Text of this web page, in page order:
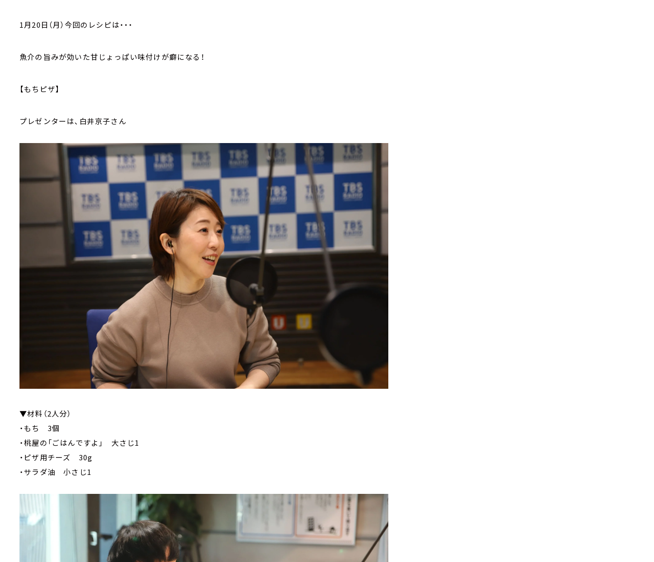
1月20日（月）今回のレシピは・・・
魚介の旨みが効いた甘じょっぱい味付けが癖になる！
【もちピザ】
プレゼンターは、白井京子さん
▼材料（2人分）
・もち 3個
・桃屋の「ごはんですよ」 大さじ1
・ピザ用チーズ 30g
・サラダ油 小さじ1